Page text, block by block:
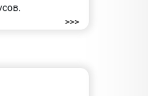
>>>